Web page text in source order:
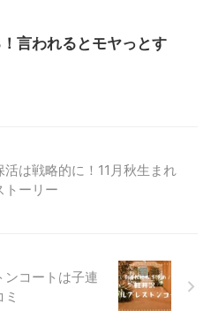
言われるとモヤっとす
活は戦略的に！11月秋生まれ
トーリー
ンコートは子連